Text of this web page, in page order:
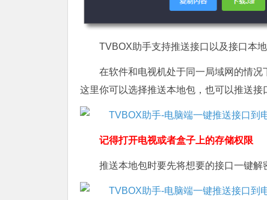
TVBOX助手支持推送接口以及接口本
在软件和电视机处于同一局域网的情况
这里你可以选择推送本地包，也可以推送接
记得打开电视或者盒子上的存储权限
推送本地包时要先将想要的接口一键解